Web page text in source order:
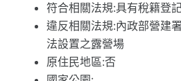
符合相關法規:具有稅籍登
違反相關法規:內政部營建
法設置之露營場
原住民地區:否